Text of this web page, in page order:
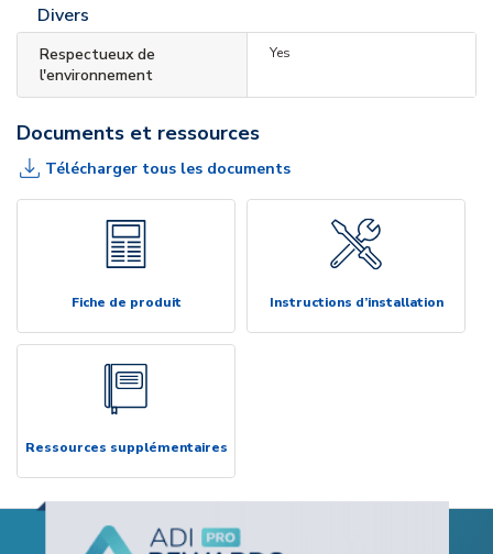
Divers
Respectueux de
l'environnement
Yes
Documents et ressources
Télécharger tous les documents
Fiche de produit Instructions d’installation
Ressources supplémentaires